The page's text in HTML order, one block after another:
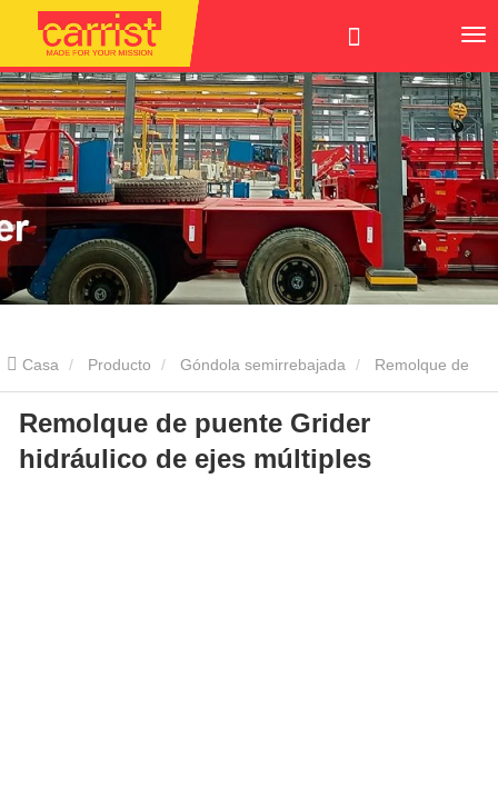
Casa Producto Góndola semirrebajada
puente Grider hidráulico de ejes múltiples
Remolque de puente Grider
hidráulico de ejes múltiples